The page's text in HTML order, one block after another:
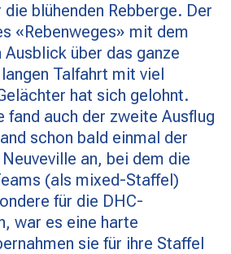
blühenden Rebberge. Der
«Rebenweges» mit dem
Ausblick über das ganze
Talfahrt mit viel
hat sich gelohnt.
fand auch der zweite Ausflug
schon bald einmal der
an, bei dem die
(als mixed-Staffel)
für die DHC-
war es eine harte
sie für ihre Staffel